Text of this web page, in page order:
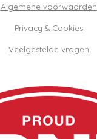
Algemene voorwaarden
Privacy & Cookies
Veelgestelde vragen